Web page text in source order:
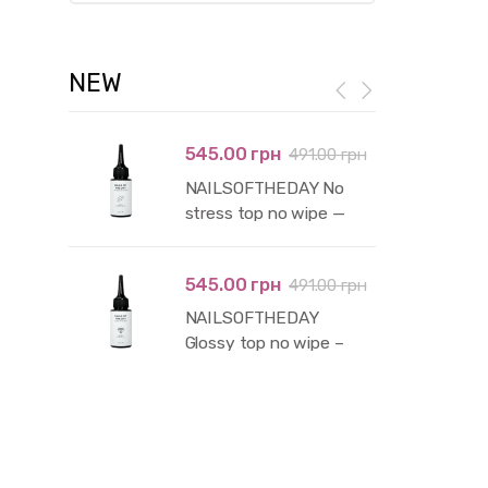
NEW
545.00 грн 491.00 грн
NAILSOFTHEDAY No
stress top no wipe —
фільтрів, 50 мл
545.00 грн 491.00 грн
NAILSOFTHEDAY
Glossy top no wipe –